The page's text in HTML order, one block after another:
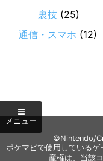
裏技 (25)
通信・スマホ (12)
©Nintendo/
ポケマピで使用している
産権は、当該